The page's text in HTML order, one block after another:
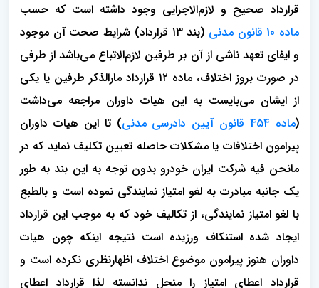
قرارداد صحیح و لازم‌الاجرایی وجود داشته است که حسب
ماده 10 قانون مدنی
(بند ۱۳ قرارداد) شرایط صحت آن موجود
و ایفای تعهد ناشی از آن بر طرفین لازم‌الاتباع می‌باشد از طرفی
در صورت بروز اختلاف، ماده ۱۲ قرارداد مارالذکر طرفین یا یکی
از ایشان می‌بایست به این هیات داوران مراجعه می‌داشت
(ماده 454 قانون آیین دادرسی مدنی
) تا این هیات داوران
پیرامون اختلافات یا مشکلات حاصله تعیین تکلیف نماید که در
مانحن فیه شرکت ایران خودرو بدون توجه به این بند به طور
یک جانبه مبادرت به لغو امتیاز نمایندگی نموده است و بالطبع
با لغو امتیاز نمایندگی، از تکالیف خود که به موجب این قرارداد
ایجاد شده استنکاف ورزیده است نتیجه اینکه چون هیات
داوران هنوز پیرامون موضوع اختلاف اظهارنظری نکرده است و
قرارداد اعطای امتیاز را منحل ندانسته لذا قرارداد اعطای